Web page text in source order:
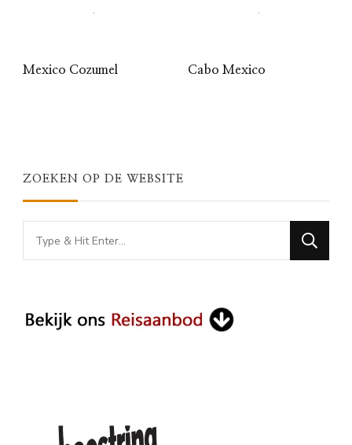
Mexico Cozumel Cabo Mexico
ZOEKEN OP DE WEBSITE
Looking
for